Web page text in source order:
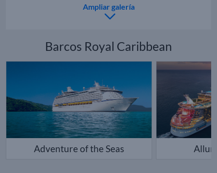
Ampliar galería
Barcos Royal Caribbean
Adventure of the Seas